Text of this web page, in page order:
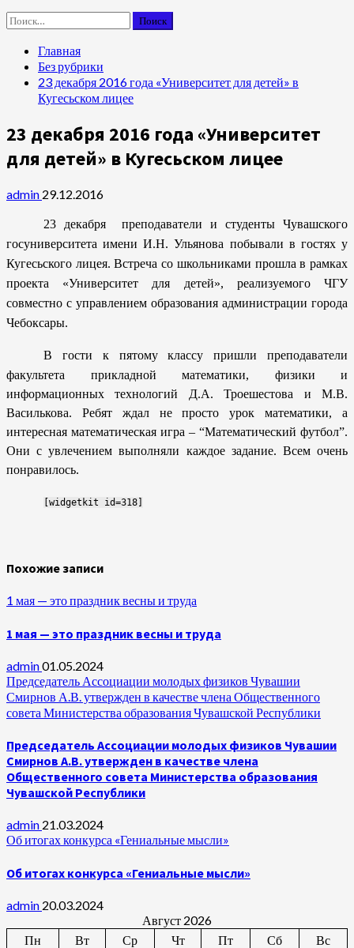
Найти:
Главная
Без рубрики
23 декабря 2016 года «Университет для детей» в
Кугесьском лицее
23 декабря 2016 года «Университет
для детей» в Кугесьском лицее
admin 29.12.2016
23 декабря преподаватели и студенты Чувашского
госуниверситета имени И.Н. Ульянова побывали в гостях у
Кугесьского лицея. Встреча со школьниками прошла в рамках
проекта «Университет для детей», реализуемого ЧГУ
совместно с управлением образования администрации города
Чебоксары.
В гости к пятому классу пришли преподаватели
факультета прикладной математики, физики и
информационных технологий Д.А. Троешестова и М.В.
Василькова. Ребят ждал не просто урок математики, а
интересная математическая игра – “Математический футбол”.
Они с увлечением выполняли каждое задание. Всем очень
понравилось.
[widgetkit id=318]
Похожие записи
1 мая — это праздник весны и труда
1 мая — это праздник весны и труда
admin01.05.2024
Председатель Ассоциации молодых физиков Чувашии
Смирнов А.В. утвержден в качестве члена Общественного
совета Министерства образования Чувашской Республики
Председатель Ассоциации молодых физиков Чувашии
Смирнов А.В. утвержден в качестве члена
Общественного совета Министерства образования
Чувашской Республики
admin 21.03.2024
Об итогах конкурса «Гениальные мысли»
Об итогах конкурса «Гениальные мысли»
admin 20.03.2024
Август 2026
Пн
Вт Ср Чт Пт Сб
Вс